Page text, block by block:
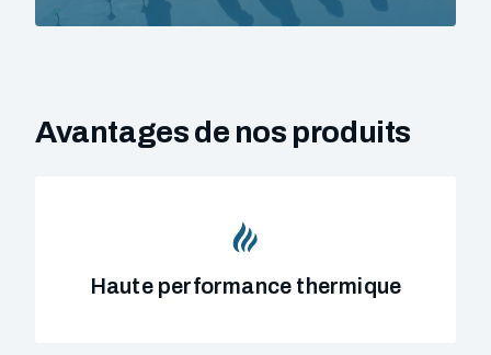
Avantages de nos produits
Haute performance thermique